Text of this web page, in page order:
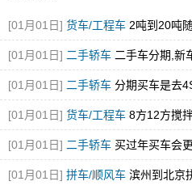
[01月01日] 货车/工程车 2吨到20吨
[图]
[01月01日] 二手轿车 二手车分期,新
[01月01日] 二手轿车 分期买车是去
[01月01日] 货车/工程车 8方12方搅
[01月01日] 二手轿车 买过年买车会
[01月01日] 拼车/顺风车 滨州到北京